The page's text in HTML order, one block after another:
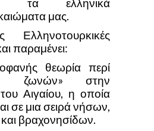
τα ελληνικά
μας.
Ελληνοτουρκικές
παραμένει:
θεωρία περί
ζωνών» στην
Αιγαίου, η οποία
σε μια σειρά νήσων,
βραχονησίδων.